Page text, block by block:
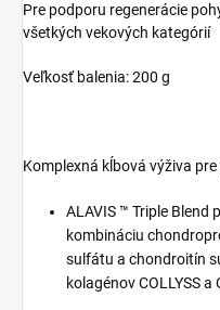
Pre podporu regenerácie
všetkých vekových kategórií
Veľkosť balenia: 200 g
Komplexná kĺbová výživa
ALAVIS ™ Triple Blend
kombináciu
sulfátu a chondroitín
kolagénov COLLYSS a